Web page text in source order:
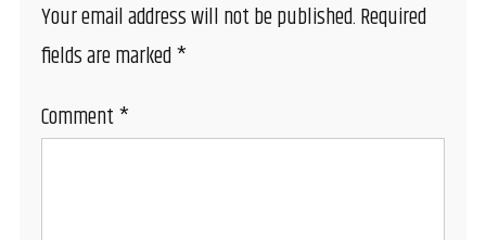
Your email address will not be published.Required
fields are marked*
Comment*